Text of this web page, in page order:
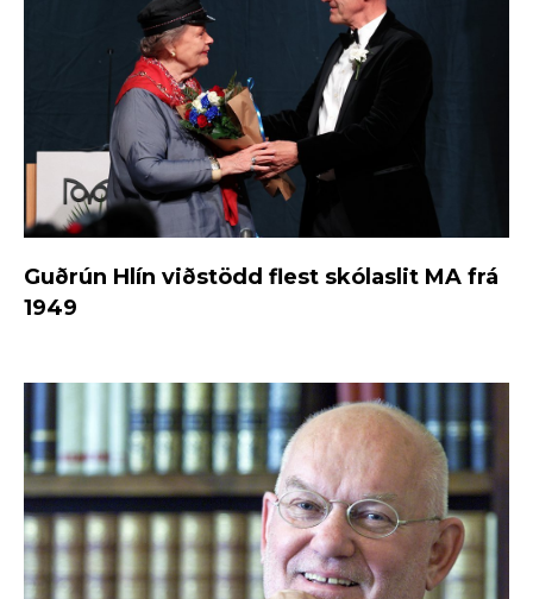
Guðrún Hlín viðstödd flest skólaslit MA frá
1949